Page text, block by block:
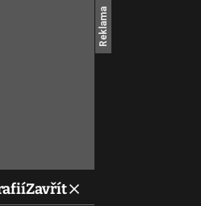
Zavřít